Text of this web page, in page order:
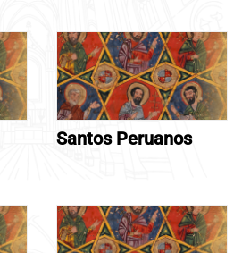
Santos Peruanos